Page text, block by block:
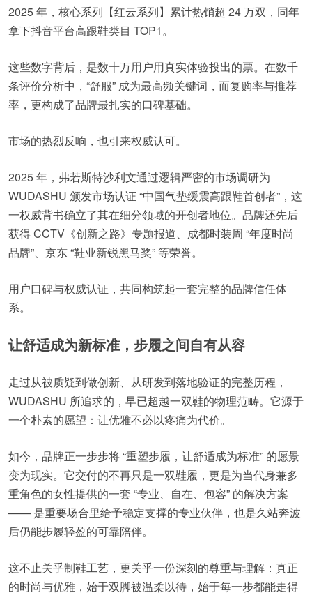
2025 年，核心系列【红云系列】累计热销超 24 万双，同年
拿下抖音平台高跟鞋类目 TOP1。
这些数字背后，是数十万用户用真实体验投出的票。在数千
条评价分析中，“舒服” 成为最高频关键词，而复购率与推荐
率，更构成了品牌最扎实的口碑基础。
市场的热烈反响，也引来权威认可。
2025 年，弗若斯特沙利文通过逻辑严密的市场调研为
WUDASHU 颁发市场认证 “中国气垫缓震高跟鞋首创者”，这
一权威背书确立了其在细分领域的开创者地位。品牌还先后
获得 CCTV《创新之路》专题报道、成都时装周 “年度时尚
品牌”、京东 “鞋业新锐黑马奖” 等荣誉。
用户口碑与权威认证，共同构筑起一套完整的品牌信任体
系。
让舒适成为新标准，步履之间自有从容
走过从被质疑到做创新、从研发到落地验证的完整历程，
WUDASHU 所追求的，早已超越一双鞋的物理范畴。它源于
一个朴素的愿望：让优雅不必以疼痛为代价。
如今，品牌正一步步将 “重塑步履，让舒适成为标准” 的愿景
变为现实。它交付的不再只是一双鞋履，更是为当代身兼多
重角色的女性提供的一套 “专业、自在、包容” 的解决方案
—— 是重要场合里给予稳定支撑的专业伙伴，也是久站奔波
后仍能步履轻盈的可靠陪伴。
这不止关乎制鞋工艺，更关乎一份深刻的尊重与理解：真正
的时尚与优雅，始于双脚被温柔以待，始于每一步都能走得